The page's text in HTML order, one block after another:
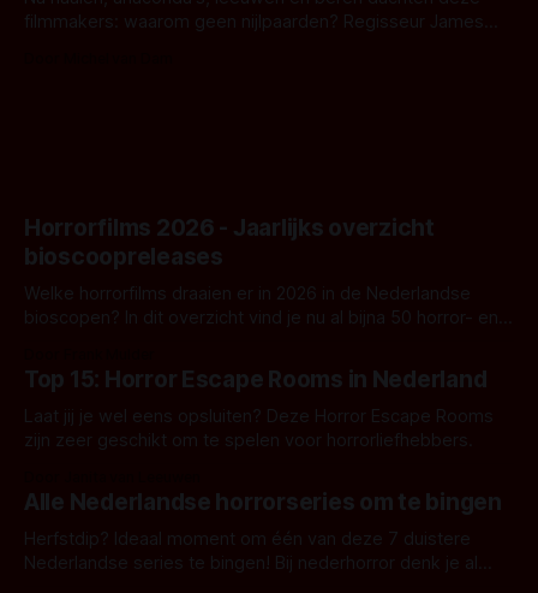
filmmakers: waarom geen nijlpaarden? Regisseur James
Horrorfilms 2026 - Jaarlijks overzicht
bioscoopreleases
Welke horrorfilms draaien er in 2026 in de Nederlandse
bioscopen? In dit overzicht vind je nu al bijna 50 horror- en
Top 15: Horror Escape Rooms in Nederland
Laat jij je wel eens opsluiten? Deze Horror Escape Rooms
zijn zeer geschikt om te spelen voor horrorliefhebbers.
Alle Nederlandse horrorseries om te bingen
Herfstdip? Ideaal moment om één van deze 7 duistere
Nederlandse series te bingen! Bij nederhorror denk je al